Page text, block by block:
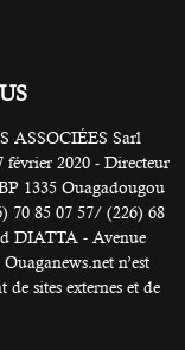
ASSOCIÉES Sarl
2020 - Directeur
1335 Ouagadougou
70 85 07 57/ (226) 68
DIATTA - Avenue
n’est
sites externes et de